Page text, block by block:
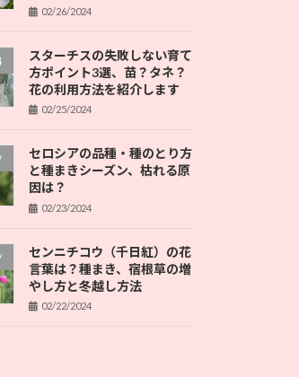
02/26/2024
スターチスの失敗しない育て
方ポイント3選、苗？タネ？
花の利用方法を紹介します
02/25/2024
セロシアの品種・種のとり方
と種まきシーズン、枯れる原
因は？
02/23/2024
センニチコウ（千日紅）の花
言葉は？種まき、宿根草の増
やし方と冬越し方法
02/22/2024